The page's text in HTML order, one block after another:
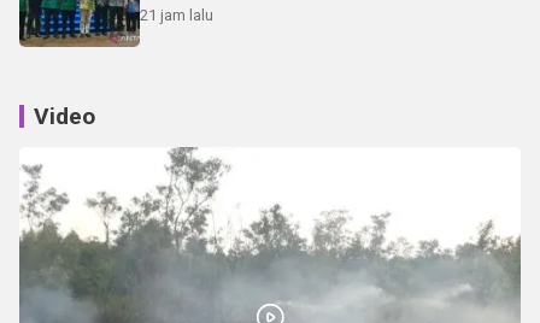
21 jam lalu
Video